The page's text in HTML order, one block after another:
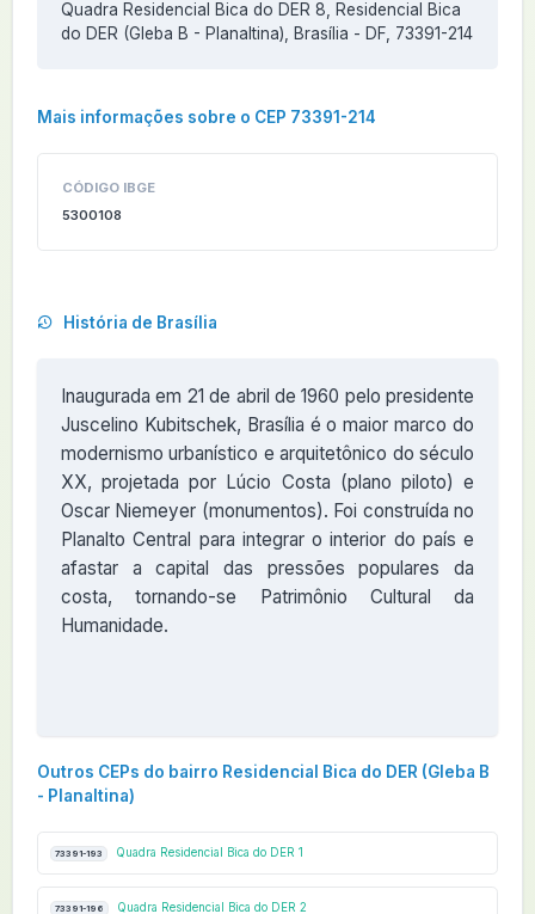
Quadra Residencial Bica do DER 8, Residencial Bica
do DER (Gleba B - Planaltina), Brasília - DF, 73391-214
Mais informações sobre o CEP 73391-214
CÓDIGO IBGE
5300108
História de Brasília
Inaugurada em 21 de abril de 1960 pelo presidente
Juscelino Kubitschek, Brasília é o maior marco do
modernismo urbanístico e arquitetônico do século
XX, projetada por Lúcio Costa (plano piloto) e
Oscar Niemeyer (monumentos). Foi construída no
Planalto Central para integrar o interior do país e
afastar a capital das pressões populares da
costa, tornando-se Patrimônio Cultural da
Humanidade.
Outros CEPs do bairro Residencial Bica do DER (Gleba B
- Planaltina)
73391-193 Quadra Residencial Bica do DER 1
73391-196 Quadra Residencial Bica do DER 2